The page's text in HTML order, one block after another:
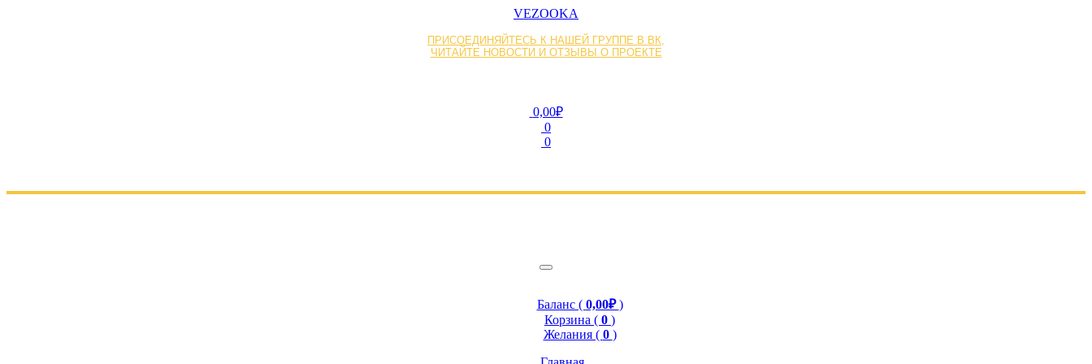
VEZOOKA
ПРИСОЕДИНЯЙТЕСЬ К НАШЕЙ ГРУППЕ В ВК,
ЧИТАЙТЕ НОВОСТИ И ОТЗЫВЫ О ПРОЕКТЕ
0,00₽
0
0
Баланс ( 0,00₽)
Корзина ( 0 )
Желания ( 0 )